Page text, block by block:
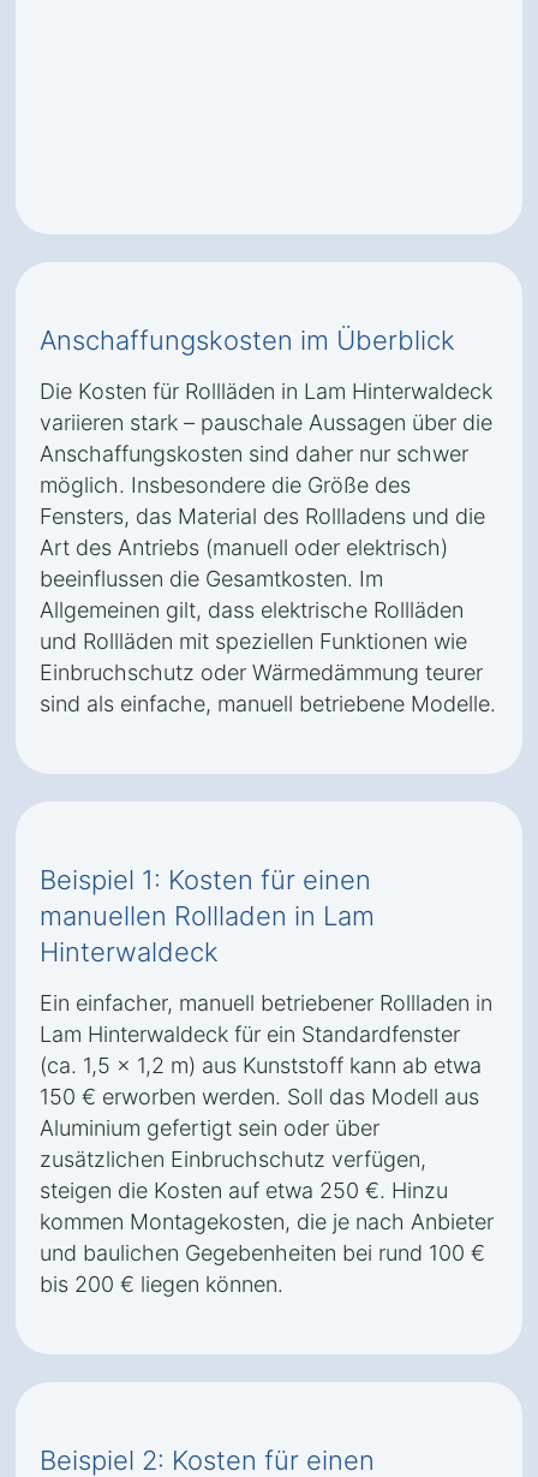
Anschaffungskosten im Überblick
Die Kosten für Rollläden in Lam Hinterwaldeck
variieren stark – pauschale Aussagen über die
Anschaffungskosten sind daher nur schwer
möglich. Insbesondere die Größe des
Fensters, das Material des Rollladens und die
Art des Antriebs (manuell oder elektrisch)
beeinflussen die Gesamtkosten. Im
Allgemeinen gilt, dass elektrische Rollläden
und Rollläden mit speziellen Funktionen wie
Einbruchschutz oder Wärmedämmung teurer
sind als einfache, manuell betriebene Modelle.
Beispiel 1: Kosten für einen
manuellen Rollladen in Lam
Hinterwaldeck
Ein einfacher, manuell betriebener Rollladen in
Lam Hinterwaldeck für ein Standardfenster
(ca. 1,5 x 1,2 m) aus Kunststoff kann ab etwa
150 € erworben werden. Soll das Modell aus
Aluminium gefertigt sein oder über
zusätzlichen Einbruchschutz verfügen,
steigen die Kosten auf etwa 250 €. Hinzu
kommen Montagekosten, die je nach Anbieter
und baulichen Gegebenheiten bei rund 100 €
bis 200 € liegen können.
Beispiel 2: Kosten für einen